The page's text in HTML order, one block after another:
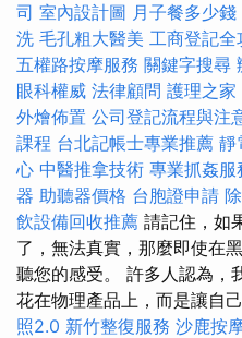
司 室內設計圖 月子餐多少錢
洗 毛孔粗大醫美 工商登記全
五權路按摩服務 關鍵字搜尋
眼科權威 法律顧問 護理之家
外燴佈置 公司登記流程與注
課程 台北記帳士專業推薦 靜
心 中醫推拿技術 專業抓姦服
器 助聽器價格 台胞證申請
飲設備回收推薦 請記住，如
了，無法真實，那麼即使在
聽您的感受。 許多人認為，
花在物理產品上，而是讓自
照2.0 新竹整復服務 沙鹿按